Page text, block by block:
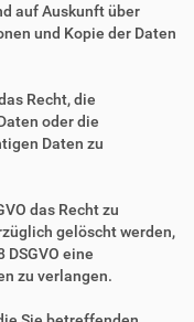
auf Auskunft über
und Kopie der Daten
Recht, die
oder die
Daten zu
das Recht zu
gelöscht werden,
eine
zu verlangen.